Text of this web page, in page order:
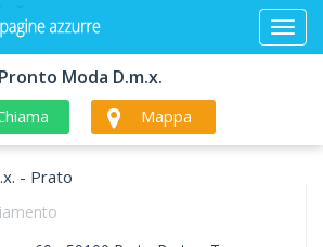
Pronto Moda D.m.x.
Mappa
- Prato